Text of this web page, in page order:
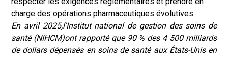
charge des opérations pharmaceutiques évolutives.
En avril 2025,l'Institut national de gestion des soins de
santé (NIHCM)ont rapporté que 90 % des 4 500 milliards
de dollars dépensés en soins de santé aux États-Unis en